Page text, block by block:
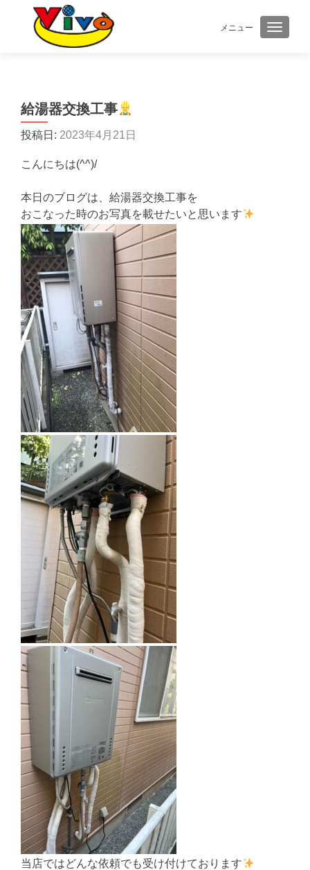
メニュー ナビゲ
給湯器交換工事
投稿日: 2023年4月21日
こんにちは(^^)/
本日のブログは、給湯器交換工事を
おこなった時のお写真を載せたいと思います
当店ではどんな依頼でも受け付けております